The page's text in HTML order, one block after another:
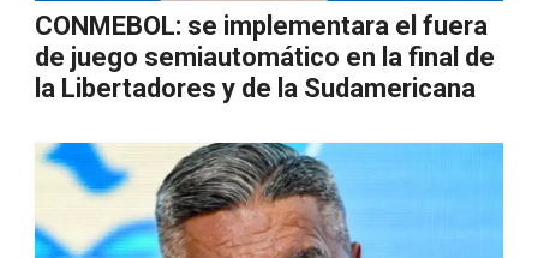
CONMEBOL: se implementara el fuera
de juego semiautomático en la final de
la Libertadores y de la Sudamericana